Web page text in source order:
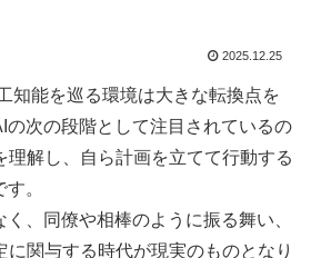
2025.12.25
知能を巡る環境は大きな転換点を
の次の段階として注目されているの
理解し、自ら計画を立てて行動する
。
、同僚や相棒のように振る舞い、
に関与する時代が現実のものとなり